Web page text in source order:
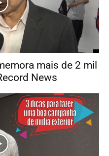
mais de 2 mil
News